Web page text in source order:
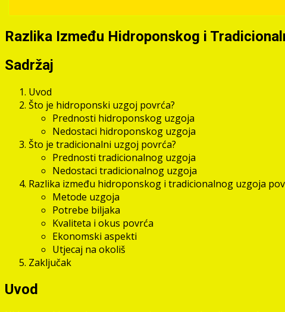
Razlika Između Hidroponskog i
Sadržaj
Uvod
Što je hidroponski uzgoj povrća?
Prednosti hidroponskog uzgoja
Nedostaci hidroponskog uzgoja
Što je tradicionalni uzgoj povrća?
Prednosti tradicionalnog uzgoja
Nedostaci tradicionalnog uzgoja
Razlika između hidroponskog i tradicionalnog uzgoja
Metode uzgoja
Potrebe biljaka
Kvaliteta i okus povrća
Ekonomski aspekti
Utjecaj na okoliš
Zaključak
Uvod